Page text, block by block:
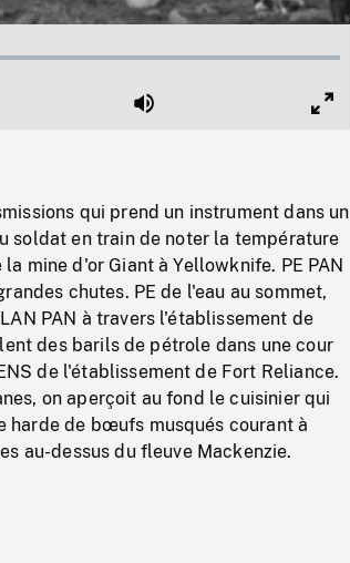
Mute
qui prend un instrument dans un
soldat en train de noter la température
mine d'or Giant à Yellowknife. PE PAN
chutes. PE de l'eau au sommet,
PAN à travers l'établissement de
des barils de pétrole dans une cour
de l'établissement de Fort Reliance.
on aperçoit au fond le cuisinier qui
harde de bœufs musqués courant à
au-dessus du fleuve Mackenzie.